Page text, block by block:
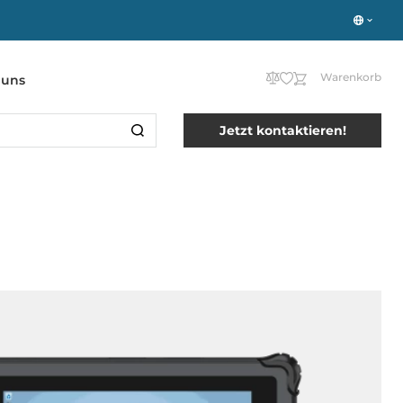
Warenkorb
Jetzt kontaktieren!